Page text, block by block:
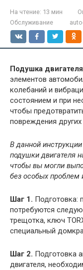
На чтение: 13 мин
Обслуживание
Подушка двигателя
элементов
колебаний и
состоянием и при
чтобы
повреждения
В данной
подушки двигателя
чтобы вы могли
без особых проблем
Шаг 1. Подготовка:
потребуются
трещотка, ключ
специальный
Шаг 2. Подготовка
двигателя,